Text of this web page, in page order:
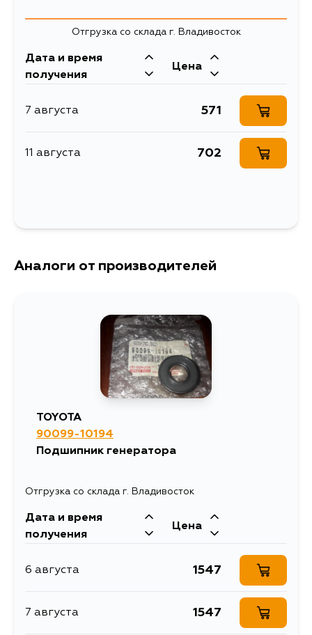
Описание
Кузов Двигатель
UBS, UCS, JJ(110/120/510),
Двигатель
GC22, H40, C120, E24, R20, F23,
Двигатель
GRJ78L, GRJ78R, GRJ120L,
Отгрузка со склада г. Владивосток
Дата и время
получения
Цена
7 августа 571
11 августа 702
Аналоги от производителей
TOYOTA
90099-10194
Подшипник генератора
Отгрузка со склада г. Владивосток
Дата и время
получения
Цена
6 августа 1547
7 августа 1547